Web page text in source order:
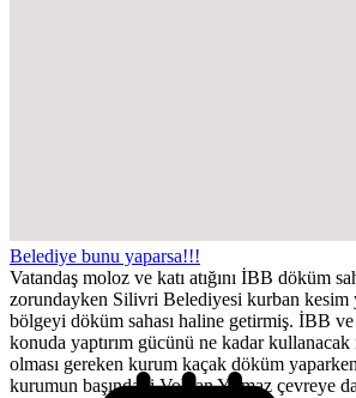
Belediye bunu yaparsa!!!
Vatandaş moloz ve katı atığını İBB döküm
zorundayken Silivri Belediyesi kurban kesim
bölgeyi döküm sahası haline getirmiş. İBB ve
konuda yaptırım gücünü ne kadar
olması gereken kurum kaçak döküm
kurumun başındaki Volkan Yılmaz çevreye